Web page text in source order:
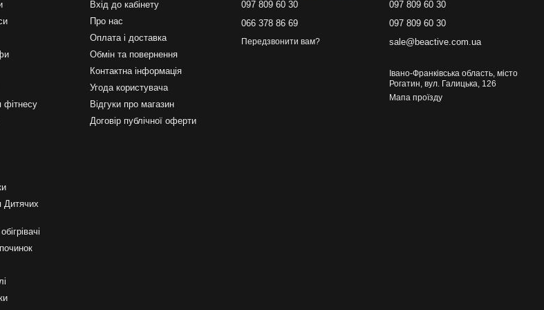
фітнесу
Дитячих
Вхід до кабінету
Про нас
Оплата і доставка
Обмін та повернення
Контактна інформація
Угода користувача
Відгуки про магазин
Договір публічної оферти
097 809 60 30
066 378 86 69
Передзвонити вам?
097 809 60 30
097 809 60 30
sale@beactive.com.ua
Івано-Франківська область, місто
Рогатин, вул. Галицька, 126
Мапа проїзду